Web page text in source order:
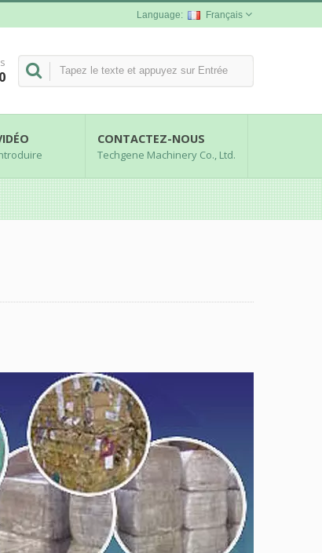
Français
CONTACTEZ-NOUS
Techgene Machinery Co., Ltd.